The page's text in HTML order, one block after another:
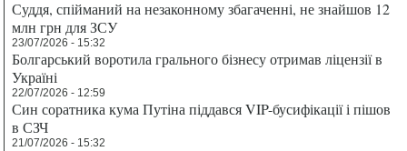
Суддя, спійманий на незаконному збагаченні, не знайшов 12
млн грн для ЗСУ
23/07/2026 - 15:32
Болгарський воротила грального бізнесу отримав ліцензії в
Україні
22/07/2026 - 12:59
Син соратника кума Путіна піддався VIP-бусифікації і пішов
в СЗЧ
21/07/2026 - 15:32